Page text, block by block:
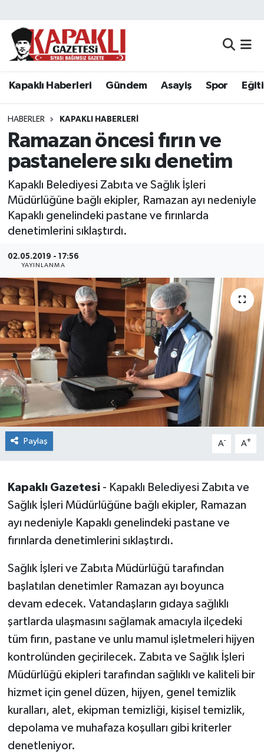
Kapaklı Haberleri Gündem Asayiş Spor
HABERLER KAPAKLI HABERLERI
Ramazan öncesi fırın ve
pastanelere sıkı denetim
Kapaklı Belediyesi Zabıta ve Sağlık İşleri
Müdürlüğüne bağlı ekipler, Ramazan ayı nedeniyle
Kapaklı genelindeki pastane ve fırınlarda
denetimlerini sıklaştırdı.
02.05.2019 - 17:56
YAYINLANMA
Paylaş A- A+
Kapaklı Gazetesi- Kapaklı Belediyesi Zabıta ve
Sağlık İşleri Müdürlüğüne bağlı ekipler, Ramazan
ayı nedeniyle Kapaklı genelindeki pastane ve
fırınlarda denetimlerini sıklaştırdı.
Sağlık İşleri ve Zabıta Müdürlüğü tarafından
başlatılan denetimler Ramazan ayı boyunca
devam edecek. Vatandaşların gıdaya sağlıklı
şartlarda ulaşmasını sağlamak amacıyla ilçedeki
tüm fırın, pastane ve unlu mamul işletmeleri hijyen
kontrolünden geçirilecek. Zabıta ve Sağlık İşleri
Müdürlüğü ekipleri tarafından sağlıklı ve kaliteli bir
hizmet için genel düzen, hijyen, genel temizlik
kuralları, alet, ekipman temizliği, kişisel temizlik,
depolama ve muhafaza koşulları gibi kriterler
denetleniyor.
Kapaklı Haberleri
Asayiş
Spor
Eğitim
Siyaset
Resmi Reklamlar
Tekirdağ
Ekonomi
Sağlık
Teknoloji
Yaşam
Tekirdağ Nöbetçi Eczaneler
Tekirdağ Namaz Vakitleri
Tekirdağ Trafik Yoğunluk Haritası
Süper Lig Puan Durumu ve Fikstür
Tüm Manşetler
Son Dakika Haberleri
Haber Arşivi